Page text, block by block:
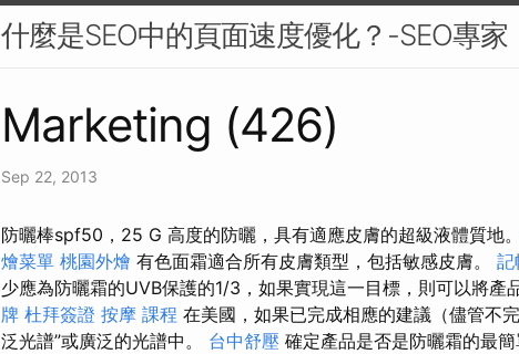
什麼是SEO中的頁面速度優化？-SEO專家
Marketing (426)
Sep 22, 2013
防曬棒spf50，25 G 高度的防曬，具有適應皮膚的超級液體質地。
燴菜單 桃園外燴 有色面霜適合所有皮膚類型，包括敏感皮膚。 記
少應為防曬霜的UVB保護的1/3，如果實現這一目標，則可以將產
牌 杜拜簽證 按摩 課程 在美國，如果已完成相應的建議（儘管不
泛光譜”或廣泛的光譜中。 台中舒壓 確定產品是否是防曬霜的最